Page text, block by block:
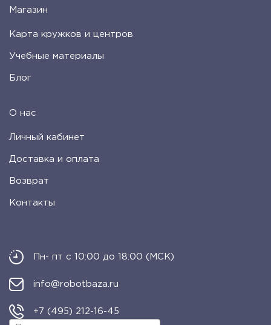
Магазин
Карта кружков и центров
Учебные материалы
Блог
О нас
Личный кабинет
Доставка и оплата
Возврат
Контакты
Пн- пт с 10:00 до 18:00 (МСК)
info@robotbaza.ru
+7 (495) 212-16-45